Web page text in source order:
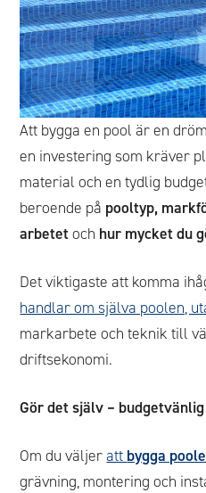
Att bygga en pool är en
en investering som kräver
material och en tydlig
beroende på pooltyp,
arbetetoch hur mycket du
Det viktigaste att komma
handlar om själva poolen,
markarbete och teknik till
driftsekonomi.
Gör det själv –
Om du väljeratt bygga
grävning, montering och